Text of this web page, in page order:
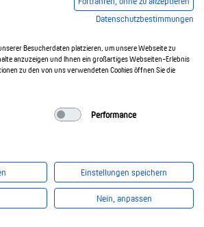
magnetotérmicos DLS 6h
(AC) / 20 A@125 V (DC), 6 kA, para el
Datenschutzbestimmungen
Besucherdaten platzieren, um unsere Webseite zu
anzuzeigen und Ihnen ein großartiges Webseiten-Erlebnis
zu den von uns verwendeten Cookies öffnen Sie die
Performance
Einstellungen speichern
Nein, anpassen